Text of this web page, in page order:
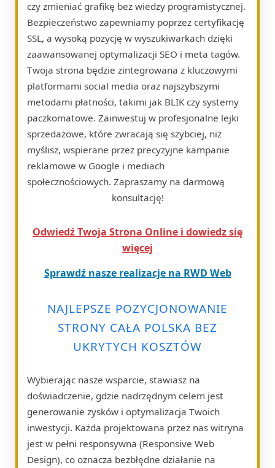
czy zmieniać grafikę bez wiedzy programistycznej.
Bezpieczeństwo zapewniamy poprzez certyfikację
SSL, a wysoką pozycję w wyszukiwarkach dzięki
zaawansowanej optymalizacji SEO i meta tagów.
Twoja strona będzie zintegrowana z kluczowymi
platformami social media oraz najszybszymi
metodami płatności, takimi jak BLIK czy systemy
paczkomatowe. Zainwestuj w profesjonalne lejki
sprzedażowe, które zwracają się szybciej, niż
myślisz, wspierane przez precyzyjne kampanie
reklamowe w Google i mediach
społecznościowych. Zapraszamy na darmową
konsultację!
Odwiedź Twoja Strona Online i dowiedz się
więcej
Sprawdź nasze realizacje na RWD Web
NAJLEPSZE POZYCJONOWANIE
STRONY CAŁA POLSKA BEZ
UKRYTYCH KOSZTÓW
Wybierając nasze wsparcie, stawiasz na
doświadczenie, gdzie nadrzędnym celem jest
generowanie zysków i optymalizacja Twoich
inwestycji. Każda projektowana przez nas witryna
jest w pełni responsywna (Responsive Web
Design), co oznacza bezbłędne działanie na